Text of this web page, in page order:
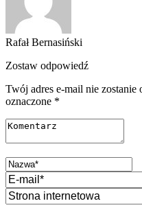
Rafał Bernasiński
Zostaw odpowiedź
Twój adres e-mail nie zostanie
oznaczone *